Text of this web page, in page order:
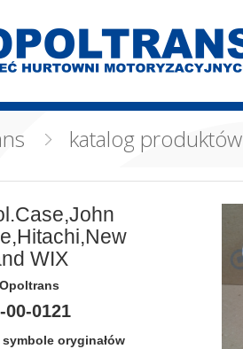
katalog produktów
WIX
00-0121
symbole oryginałów